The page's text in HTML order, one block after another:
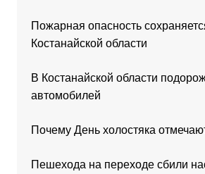
Пожарная опасность
Костанайской области
В Костанайской области
автомобилей
Почему День холостяка
Пешехода на переходе сбили